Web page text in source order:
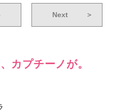
Next ＞
カプチーノが。